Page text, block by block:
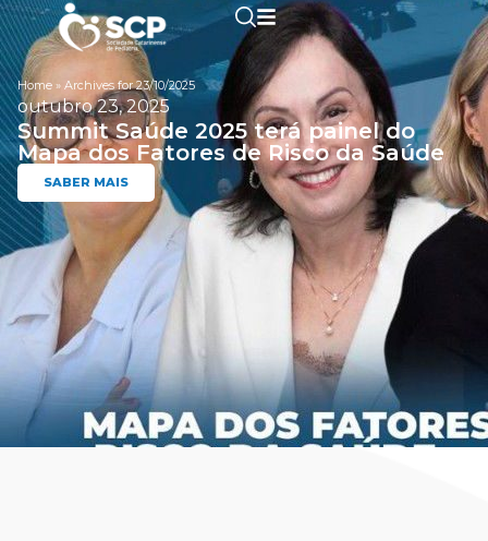
Home » Archives for 23/10/2025
outubro 23, 2025
Summit Saúde 2025 terá painel do
Mapa dos Fatores de Risco da Saúde
SABER MAIS